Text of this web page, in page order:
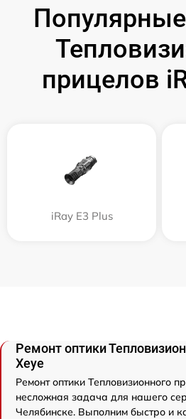
прицелов
iRay E3 Plus
Ремонт оптики
Xeye
Ремонт оптики Тепловизионного
несложная задача для нашего
Челябинске. Выполним быстро и